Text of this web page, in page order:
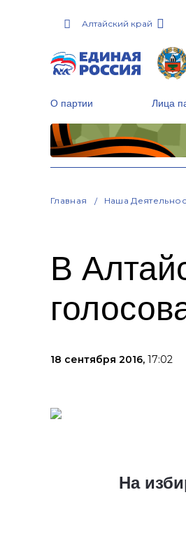
Алтайский край
О партии Лица
Главная Наша
В
18 сентября 2016, 17:02
На